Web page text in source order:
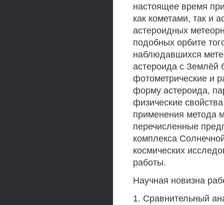
настоящее время
как кометами, так и
астероидных
подобных орбите
наблюдавшихся
астероида с Землёй
фотометрические и
форму астероида,
физические
применения метода
перечисленные
комплекса
космических
работы.
Научная новизна
1. Сравнительный